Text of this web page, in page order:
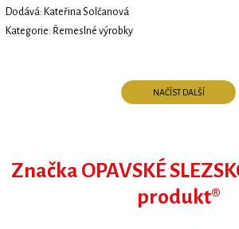
Dodává: Kateřina Solčanová
Kategorie: Řemeslné výrobky
NAČÍST DALŠÍ
Značka OPAVSKÉ
produkt®